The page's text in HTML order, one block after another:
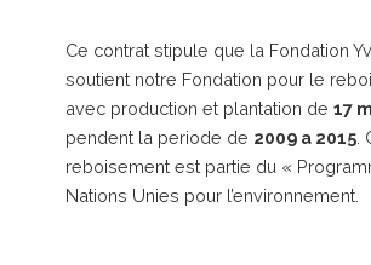
Ce contrat stipule que la Fondation
soutient notre Fondation pour le
avec production et plantation de 17
pendent la periode de 2009 a 2015.
reboisement est partie du «
Nations Unies pour l’environnement.